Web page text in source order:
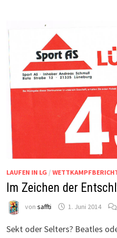
LAUFEN IN LG /
Im Zeichen der
von saffti 1. Juni 2014
Sekt oder Selters? Beatles